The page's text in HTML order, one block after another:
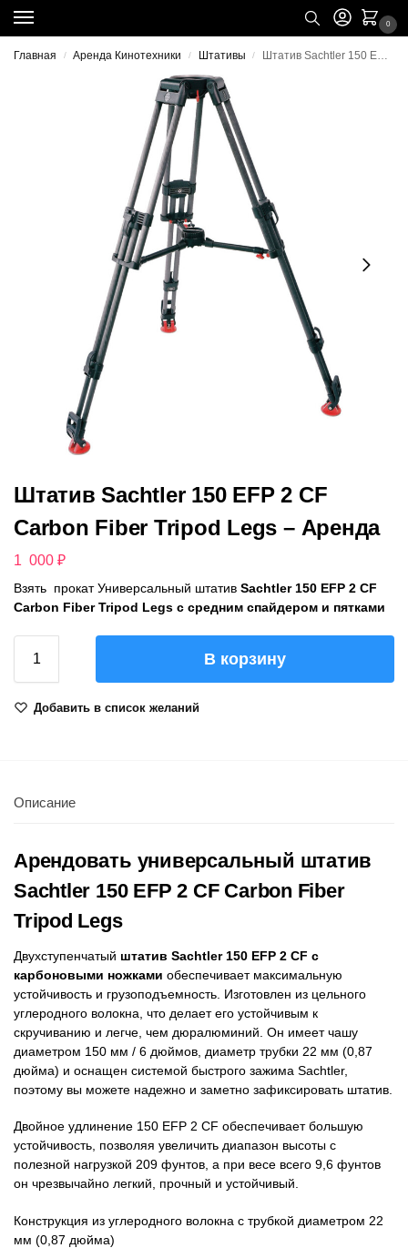
0
Главная / Аренда Кинотехники / Штативы / Штатив Sachtler 150 EFP 2 CF Carbon Fiber Tripod Legs – Аренда
Штатив Sachtler 150 EFP 2 CF
Carbon Fiber Tripod Legs – Аренда
1 000 ₽
Взять прокат Универсальный штатив Sachtler 150 EFP 2 CF
Carbon Fiber Tripod Legs с средним спайдером и пятками
В корзину
Добавить в список желаний
Описание
Арендовать универсальный штатив
Sachtler 150 EFP 2 CF Carbon Fiber
Tripod Legs
Двухступенчатый штатив Sachtler 150 EFP 2 CF с
карбоновыми ножками обеспечивает максимальную
устойчивость и грузоподъемность. Изготовлен из цельного
углеродного волокна, что делает его устойчивым к
скручиванию и легче, чем дюралюминий. Он имеет чашу
диаметром 150 мм / 6 дюймов, диаметр трубки 22 мм (0,87
дюйма) и оснащен системой быстрого зажима Sachtler,
поэтому вы можете надежно и заметно зафиксировать штатив.
Двойное удлинение 150 EFP 2 CF обеспечивает большую
устойчивость, позволяя увеличить диапазон высоты с
полезной нагрузкой 209 фунтов, а при весе всего 9,6 фунтов
он чрезвычайно легкий, прочный и устойчивый.
Конструкция из углеродного волокна с трубкой диаметром 22
мм (0,87 дюйма)